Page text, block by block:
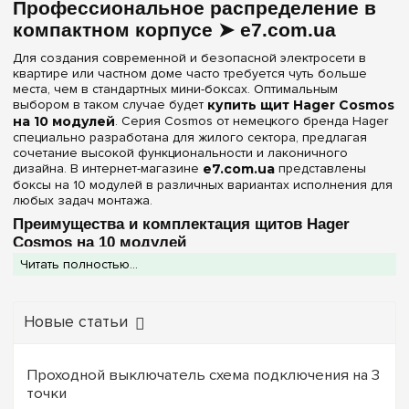
Профессиональное распределение в
компактном корпусе ➤ e7.com.ua
Для создания современной и безопасной электросети в
квартире или частном доме часто требуется чуть больше
места, чем в стандартных мини-боксах. Оптимальным
выбором в таком случае будет купить щит Hager Cosmos
на 10 модулей. Серия Cosmos от немецкого бренда Hager
специально разработана для жилого сектора, предлагая
сочетание высокой функциональности и лаконичного
дизайна. В интернет-магазине e7.com.ua представлены
боксы на 10 модулей в различных вариантах исполнения для
любых задач монтажа.
Преимущества и комплектация щитов Hager
Cosmos на 10 модулей
Выбирая щит на 10 модулей, вы получаете расширенные
оснащены винтовыми клеммными колодками, что
Три варианта фасада:
прозрачной дверцей для визуального контроля,
белой дверцей
Читать полностью...
Новые статьи
Проходной выключатель схема подключения на 3
точки